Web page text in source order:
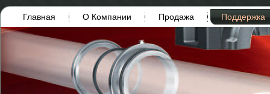
Главная О Компании Продажа Поддержка